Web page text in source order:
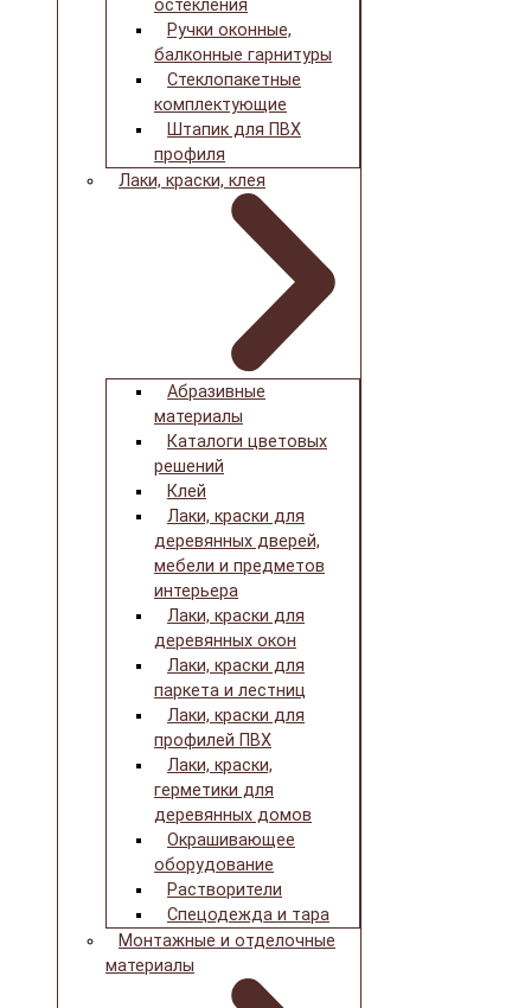
остекления
Ручки оконные,
балконные гарнитуры
Стеклопакетные
комплектующие
Штапик для ПВХ
профиля
Лаки, краски, клея
Абразивные
материалы
Каталоги цветовых
решений
Клей
Лаки, краски для
деревянных дверей,
мебели и предметов
интерьера
Лаки, краски для
деревянных окон
Лаки, краски для
паркета и лестниц
Лаки, краски для
профилей ПВХ
Лаки, краски,
герметики для
деревянных домов
Окрашивающее
оборудование
Растворители
Спецодежда и тара
Монтажные и отделочные
материалы